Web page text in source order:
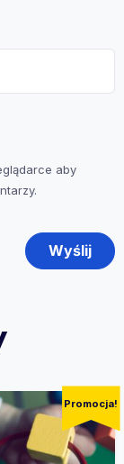
aby
Promocja!